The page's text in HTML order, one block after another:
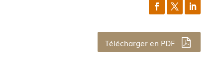
Télécharger en PDF